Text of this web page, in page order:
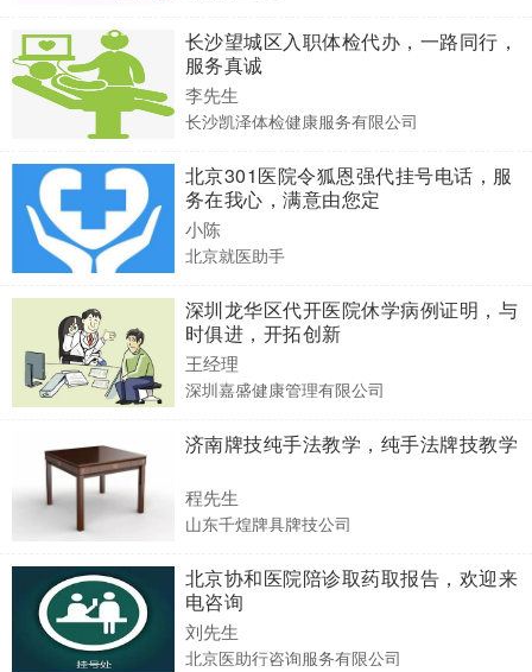
长沙望城区入职体检代办，一路同行，
服务真诚
李先生
长沙凯泽体检健康服务有限公司
北京301医院令狐恩强代挂号电话，服
务在我心，满意由您定
小陈
北京就医助手
深圳龙华区代开医院休学病例证明，与
时俱进，开拓创新
王经理
深圳嘉盛健康管理有限公司
济南牌技纯手法教学，纯手法牌技教学
程先生
山东千煌牌具牌技公司
北京协和医院陪诊取药取报告，欢迎来
电咨询
刘先生
北京医助行咨询服务有限公司